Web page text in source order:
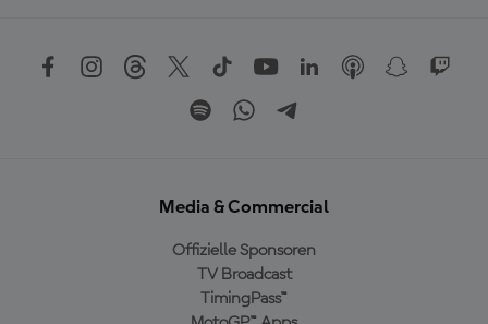
Media & Commercial
Offizielle Sponsoren
TV Broadcast
TimingPass™